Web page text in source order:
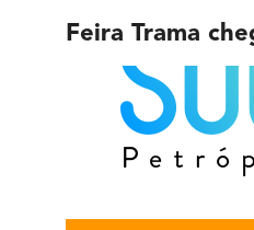
Feira Trama